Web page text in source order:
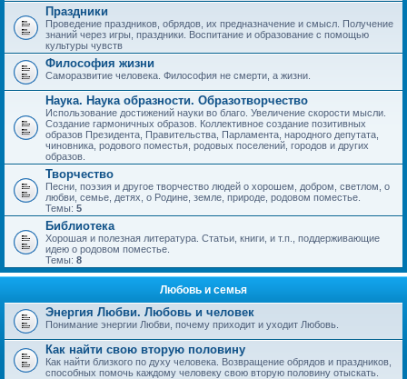
Праздники
Проведение праздников, обрядов, их предназначение и смысл. Получение
знаний через игры, праздники. Воспитание и образование с помощью
культуры чувств
Философия жизни
Саморазвитие человека. Философия не смерти, а жизни.
Наука. Наука образности. Образотворчество
Использование достижений науки во благо. Увеличение скорости мысли.
Создание гармоничных образов. Коллективное создание позитивных
образов Президента, Правительства, Парламента, народного депутата,
чиновника, родового поместья, родовых поселений, городов и других
образов.
Творчество
Песни, поэзия и другое творчество людей о хорошем, добром, светлом, о
любви, семье, детях, о Родине, земле, природе, родовом поместье.
Темы: 5
Библиотека
Хорошая и полезная литература. Статьи, книги, и т.п., поддерживающие
идею о родовом поместье.
Темы: 8
Любовь и семья
Энергия Любви. Любовь и человек
Понимание энергии Любви, почему приходит и уходит Любовь.
Как найти свою вторую половину
Как найти близкого по духу человека. Возвращение обрядов и праздников,
способных помочь каждому человеку свою вторую половину отыскать.